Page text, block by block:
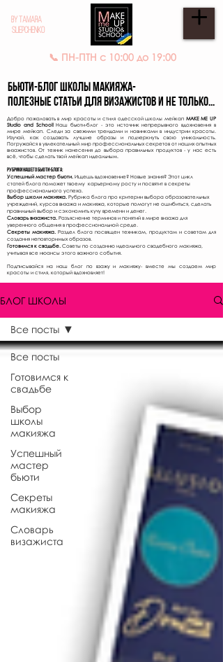
BY TAMARA
SLIEPCHENKO
📞 ПН-ПТН с 10:00 до 19:00
Бьюти-Блог школы макияжа-
полезные статьи для визажистов и не только...
Добро пожаловать в мир красоты и стиля одесской школы мейкап MAKE ME UP
Studio and School!Наш бьюти-блог - это источник непрерывного вдохновения в
мире мейкап. Следи за свежими трендами и новинками в индустрии красоты.
Изучай, как создавать лучшие образы и подчеркнуть свою уникальность.
Погружайся в увлекательный мир профессиональных секретов от наших опытных
визажистов. От техник нанесения до выбора правильных продуктов - у нас есть
всё, чтобы сделать твой мейкап идеальным.
Рубрики нашего бьюти-блога:
Успешный мастер бьюти. Ищешь вдохновение? Новые знания? Этот цикл
статей блога поможет твоему карьерному росту и посвятит в секреты
профессионального успеха.
Выбор школи макияжа. Рубрика блога про критерии выбора образовательных
учреждений, курсов визажа и макияжа, которые помогут не ошибиться, сделать
правильный выбор и сэкономить кучу времени и денег.
Словарь визажиста. Разъяснение терминов и понятий в мире визажа для
уверенного общения в профессиональной среде.
Секреты макияжа. Раздел блога посвящен техникам, продуктам и советам для
создания неповторимых образов.
Готовимся к свадьбе. Советы по созданию идеального свадебного макияжа,
учитывая все нюансы этого важного события.
Подписывайся на наш блог по взажу и макияжу- вместе мы создаем мир
красоты и стиля, который вдохновляет!
БЛОГ ШКОЛЫ
Все посты
Готовимся к
свадьбе
Выбор
школы
макияжа
Успешный
мастер
бьюти
Секреты
макияжа
Словарь
визажиста
Все посты